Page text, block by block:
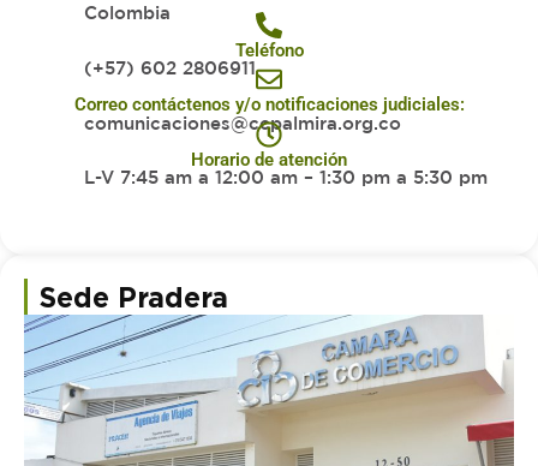
Colombia
Teléfono
(+57) 602 2806911
Correo contáctenos y/o notificaciones judiciales:
comunicaciones@ccpalmira.org.co
Horario de atención
L-V 7:45 am a 12:00 am – 1:30 pm a 5:30 pm
Sede Pradera